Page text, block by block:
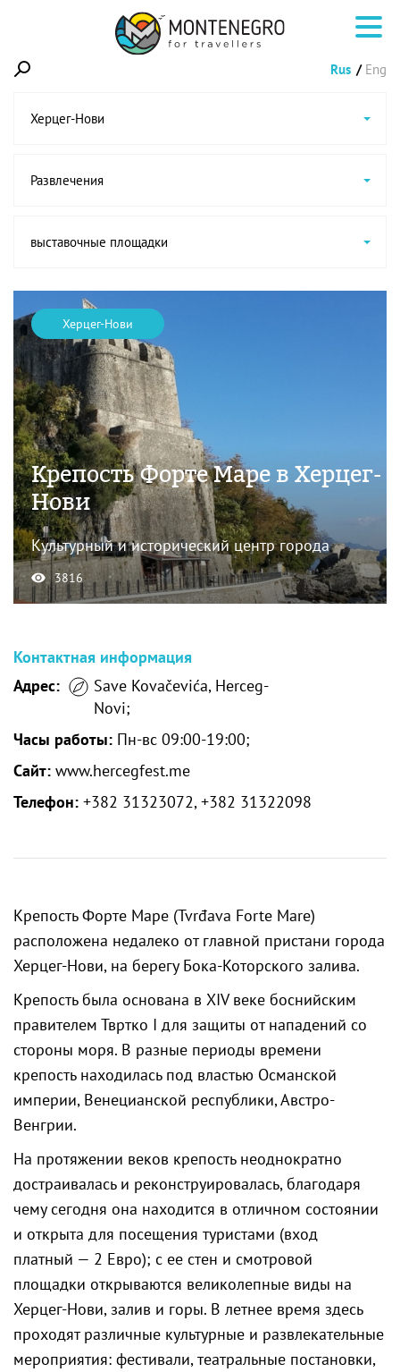
Rus Eng
Херцег-Нови
Развлечения
выставочные площадки
Херцег-Нови
Крепость Форте Маре в Херцег-
Нови
Культурный и исторический центр города
3816
Контактная информация
Адрес:
Save Kovačevića, Herceg-
Novi;
Часы работы: Пн-вс 09:00-19:00;
Сайт: www.hercegfest.me
Телефон: +382 31323072, +382 31322098
Крепость Форте Маре (Tvrđava Forte Mare)
расположена недалеко от главной пристани города
Херцег-Нови, на берегу Бока-Которского залива.
Крепость была основана в XIV веке боснийским
правителем Твртко I для защиты от нападений со
стороны моря. В разные периоды времени
крепость находилась под властью Османской
империи, Венецианской республики, Австро-
Венгрии.
На протяжении веков крепость неоднократно
достраивалась и реконструировалась, благодаря
чему сегодня она находится в отличном состоянии
и открыта для посещения туристами (вход
платный — 2 Евро); с ее стен и смотровой
площадки открываются великолепные виды на
Херцег-Нови, залив и горы. В летнее время здесь
проходят различные культурные и развлекательные
мероприятия: фестивали, театральные постановки,